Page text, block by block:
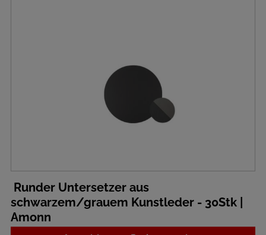
Runder Untersetzer aus
schwarzem/grauem Kunstleder - 30Stk |
Amonn